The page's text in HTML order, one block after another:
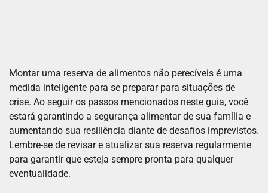
Montar uma reserva de alimentos não perecíveis é uma
medida inteligente para se preparar para situações de
crise. Ao seguir os passos mencionados neste guia, você
estará garantindo a segurança alimentar de sua família e
aumentando sua resiliência diante de desafios imprevistos.
Lembre-se de revisar e atualizar sua reserva regularmente
para garantir que esteja sempre pronta para qualquer
eventualidade.